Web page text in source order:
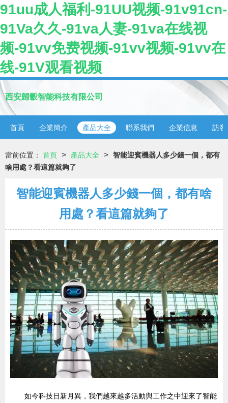
91uu成人福利-91UU视频-91v91cn-
91Va久久-91va人妻-91va在线视
频-91vv免费视频-91vv视频-91vv在
线-91V观看视频
西安歸轂智能科技有限公司
首頁 企業簡介 產品大全 聯系我們 企業信息 訪客
當前位置： 首頁 > 產品大全 > 智能迎賓機器人多少錢一個，都有
啥用處？看這篇就夠了
智能迎賓機器人多少錢一個，都有啥
用處？看這篇就夠了
如今科技日新月異，我們越來越多活動與工作之中迎來了智能